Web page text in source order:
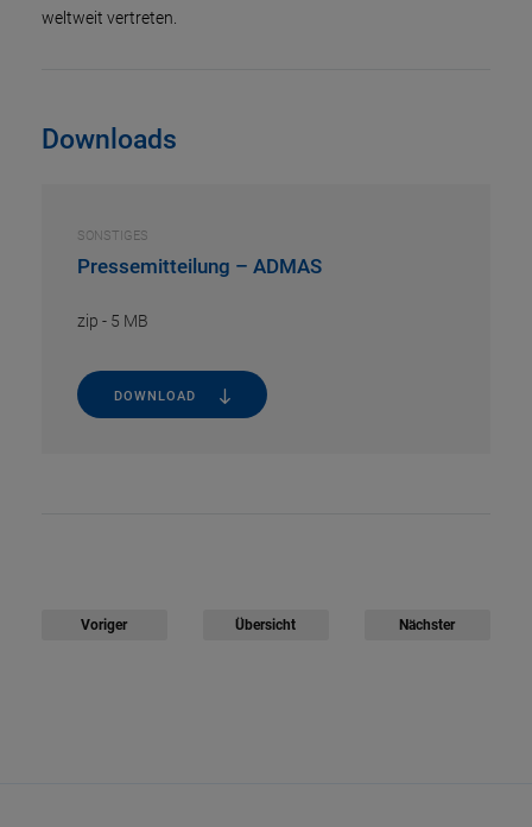
weltweit vertreten.
Downloads
SONSTIGES
Pressemitteilung – ADMAS
zip - 5 MB
DOWNLOAD
Voriger Übersicht Nächster